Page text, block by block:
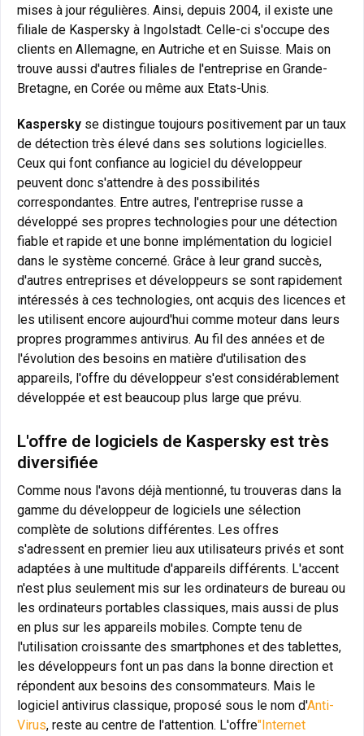
mises à jour régulières. Ainsi, depuis 2004, il existe une
filiale de Kaspersky à Ingolstadt. Celle-ci s'occupe des
clients en Allemagne, en Autriche et en Suisse. Mais on
trouve aussi d'autres filiales de l'entreprise en Grande-
Bretagne, en Corée ou même aux Etats-Unis.
Kaspersky se distingue toujours positivement par un taux
de détection très élevé dans ses solutions logicielles.
Ceux qui font confiance au logiciel du développeur
peuvent donc s'attendre à des possibilités
correspondantes. Entre autres, l'entreprise russe a
développé ses propres technologies pour une détection
fiable et rapide et une bonne implémentation du logiciel
dans le système concerné. Grâce à leur grand succès,
d'autres entreprises et développeurs se sont rapidement
intéressés à ces technologies, ont acquis des licences et
les utilisent encore aujourd'hui comme moteur dans leurs
propres programmes antivirus. Au fil des années et de
l'évolution des besoins en matière d'utilisation des
appareils, l'offre du développeur s'est considérablement
développée et est beaucoup plus large que prévu.
L'offre de logiciels de Kaspersky est très
diversifiée
Comme nous l'avons déjà mentionné, tu trouveras dans la
gamme du développeur de logiciels une sélection
complète de solutions différentes. Les offres
s'adressent en premier lieu aux utilisateurs privés et sont
adaptées à une multitude d'appareils différents. L'accent
n'est plus seulement mis sur les ordinateurs de bureau ou
les ordinateurs portables classiques, mais aussi de plus
en plus sur les appareils mobiles. Compte tenu de
l'utilisation croissante des smartphones et des tablettes,
les développeurs font un pas dans la bonne direction et
répondent aux besoins des consommateurs. Mais le
logiciel antivirus classique, proposé sous le nom d'Anti-
Virus, reste au centre de l'attention. L'offre"Internet